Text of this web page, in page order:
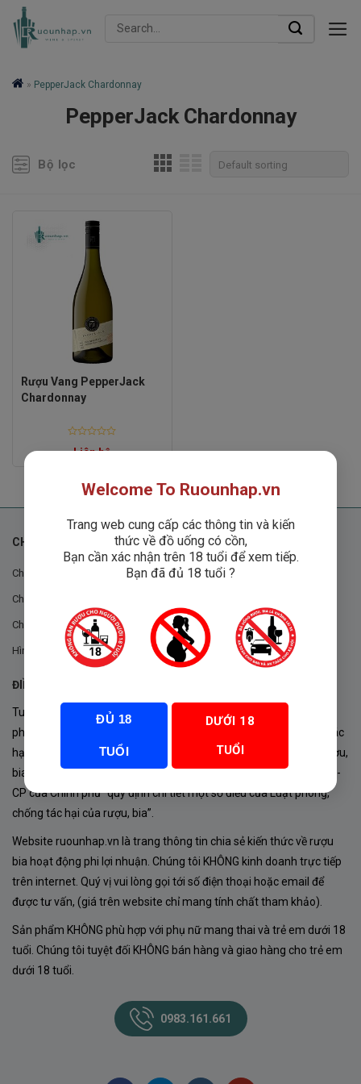
Skip
Search
» PepperJack Chardonnay
PepperJack Chardonnay
Bộ lọc
Rượu Vang PepperJack
Chardonnay
Rated
Liên hệ
CHÍNH SÁCH
Chính sách chung
Chính sách đổi trả
Chính sách mua hàng
Hình thức thanh toán
ĐIỀU KHOẢN VÀ CHÍNH SÁCH
Tuân thủ Nghị định 105/2017/NĐ-CP ngày 14/9/2017 của Chính
phủ về sản xuất, kinh doanh rượu. Tuân thủ Luật “phòng chống tác
hại của rượu, bia” số 44/2019/QH14-Điều 16 về “điều kiện bán rượu,
bia theo hình thức thương mại điện tử”; Nghị định số 24/2020/NĐ-
CP của Chính phủ “quy định chi tiết một số điều của Luật phòng,
chống tác hại của rượu, bia”.
Website ruounhap.vn là trang thông tin chia sẻ kiến thức về rượu
bia hoạt động phi lợi nhuận. Chúng tôi KHÔNG kinh doanh trực tiếp
trên internet. Quý vị vui lòng gọi tới số điện thoại hoặc email để
được tư vấn, (giá trên website chỉ mang tính chất tham khảo).
Sản phẩm KHÔNG phù hợp với phụ nữ mang thai và trẻ em dưới 18
tuổi. Chúng tôi tuyệt đối KHÔNG bán hàng và giao hàng cho trẻ em
dưới 18 tuổi.
0983.161.661
Welcome To Ruounhap.vn
Trang web cung cấp các thông tin và kiến
thức về đồ uống có cồn,
Bạn cần xác nhận trên 18 tuổi để xem tiếp.
Bạn đã đủ 18 tuổi ?
ĐỦ 18
TUỔI
DƯỚI 18
TUỔI